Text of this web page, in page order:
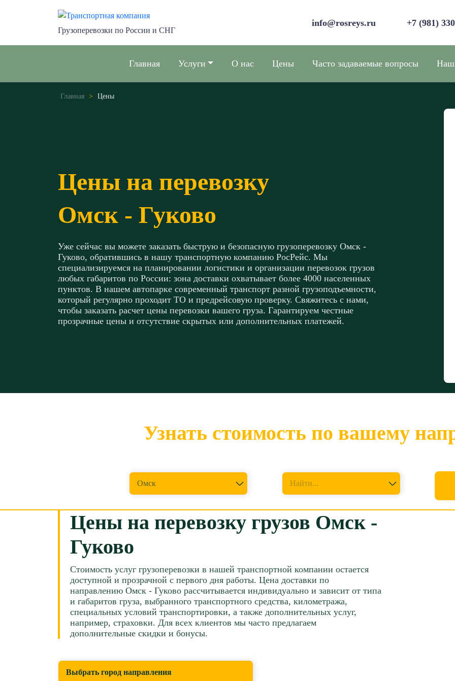
Грузоперевозки по России и СНГ
info@rosreys.ru +7 (981)
Главная Услуги О нас Цены Часто задаваемые вопросы Наш
Главная > Цены
Цены на перевозку
Омск - Гуково
Уже сейчас вы можете заказать быструю и безопасную грузоперевозку Омск -
Гуково, обратившись в нашу транспортную компанию РосРейс. Мы
специализируемся на планировании логистики и организации перевозок грузов
любых габаритов по России: зона доставки охватывает более 4000 населенных
пунктов. В нашем автопарке современный транспорт разной грузоподъемности,
который регулярно проходит ТО и предрейсовую проверку. Свяжитесь с нами,
чтобы заказать расчет цены перевозки вашего груза. Гарантируем честные
прозрачные цены и отсутствие скрытых или дополнительных платежей.
Узнать стоимость по вашему
Омск Найти...
Цены на перевозку грузов Омск -
Гуково
Стоимость услуг грузоперевозки в нашей транспортной компании остается
доступной и прозрачной с первого дня работы. Цена доставки по
направлению Омск - Гуково рассчитывается индивидуально и зависит от типа
и габаритов груза, выбранного транспортного средства, километража,
специальных условий транспортировки, а также дополнительных услуг,
например, страховки. Для всех клиентов мы часто предлагаем
дополнительные скидки и бонусы.
Выбрать город направления